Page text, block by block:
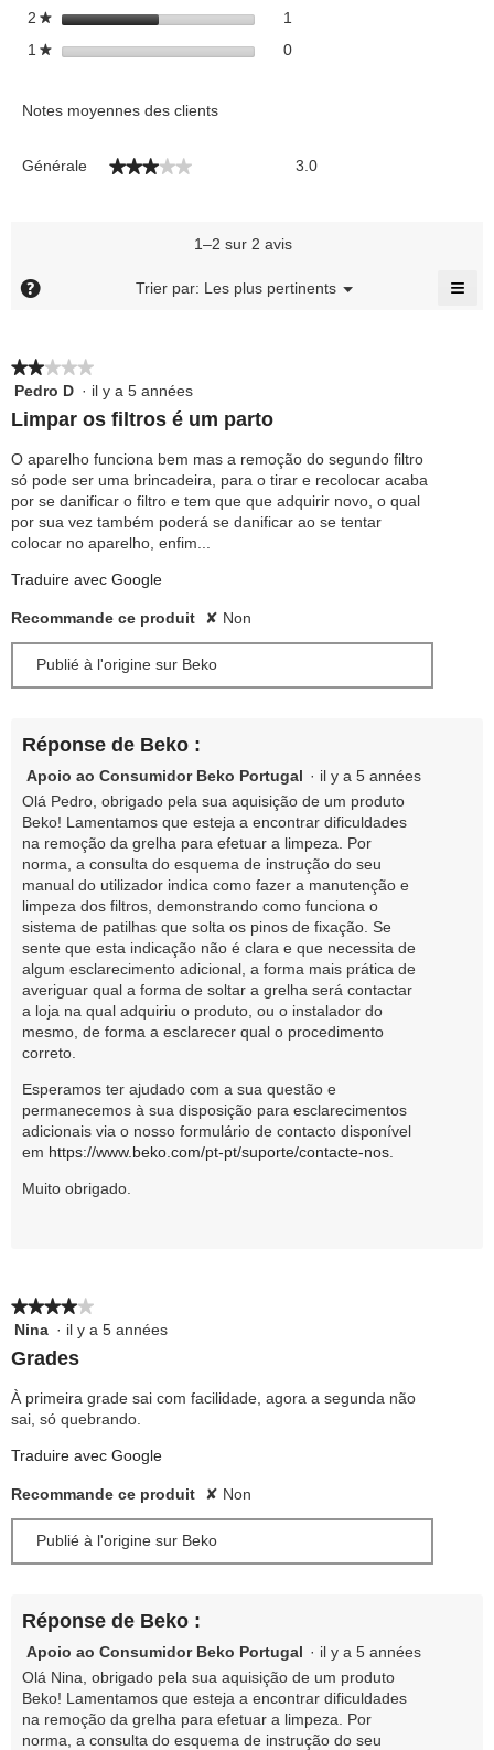
moyenne (kWh/an)
2 ★étoiles 1
1 ★étoiles 00 avis avec 1 étoile.
Sélectionnez pour filtrer les
Notes moyennes des clients
Générale ★★★★★
★★★★★ 3.0
moyenne
1–2 sur 2 avis
? Trier par: Les plus pertinents ▼
Menu ≡
★★★★★
★★★★★
2
sur
étoiles.
Pedro D · il y a 5 années
Limpar os filtros é um parto
O aparelho funciona bem mas a remoção do segundo filtro
só pode ser uma brincadeira, para o tirar e recolocar acaba
por se danificar o filtro e tem que que adquirir novo, o qual
por sua vez também poderá se danificar ao se tentar
colocar no aparelho, enfim...
Traduire avec Google
Recommande ce produit ✘ Non
Publié à l'origine sur Beko
Réponse de Beko :
Apoio ao Consumidor Beko Portugal · il y a 5 années
Olá Pedro, obrigado pela sua aquisição de um produto
Beko! Lamentamos que esteja a encontrar dificuldades
na remoção da grelha para efetuar a limpeza. Por
norma, a consulta do esquema de instrução do seu
manual do utilizador indica como fazer a manutenção e
limpeza dos filtros, demonstrando como funciona o
sistema de patilhas que solta os pinos de fixação. Se
sente que esta indicação não é clara e que necessita de
algum esclarecimento adicional, a forma mais prática de
averiguar qual a forma de soltar a grelha será contactar
a loja na qual adquiriu o produto, ou o instalador do
mesmo, de forma a esclarecer qual o procedimento
correto.
Esperamos ter ajudado com a sua questão e
permanecemos à sua disposição para esclarecimentos
adicionais via o nosso formulário de contacto disponível
em https://www.beko.com/pt-pt/suporte/contacte-nos
Muito obrigado.
★★★★★
★★★★★
4
sur
étoiles.
Nina · il y a 5 années
Grades
À primeira grade sai com facilidade, agora a segunda não
sai, só quebrando.
Traduire avec Google
Recommande ce produit ✘ Non
Publié à l'origine sur Beko
Réponse de Beko :
Apoio ao Consumidor Beko Portugal · il y a 5 années
Olá Nina, obrigado pela sua aquisição de um produto
Beko! Lamentamos que esteja a encontrar dificuldades
na remoção da grelha para efetuar a limpeza. Por
norma, a consulta do esquema de instrução do seu